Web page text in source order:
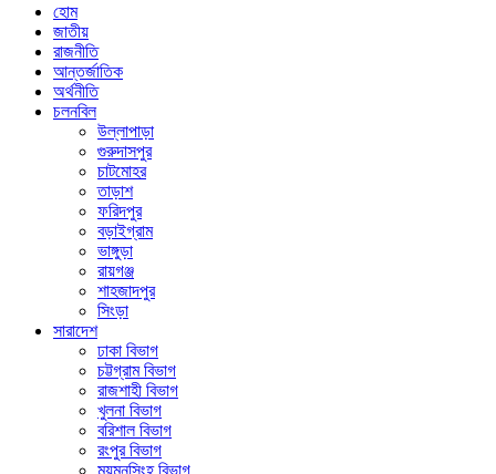
হোম
জাতীয়
রাজনীতি
আন্তর্জাতিক
অর্থনীতি
চলনবিল
উল্লাপাড়া
গুরুদাসপুর
চাটমোহর
তাড়াশ
ফরিদপুর
বড়াইগ্রাম
ভাঙ্গুড়া
রায়গঞ্জ
শাহজাদপুর
সিংড়া
সারাদেশ
ঢাকা বিভাগ
চট্টগ্রাম বিভাগ
রাজশাহী বিভাগ
খুলনা বিভাগ
বরিশাল বিভাগ
রংপুর বিভাগ
ময়মনসিংহ বিভাগ